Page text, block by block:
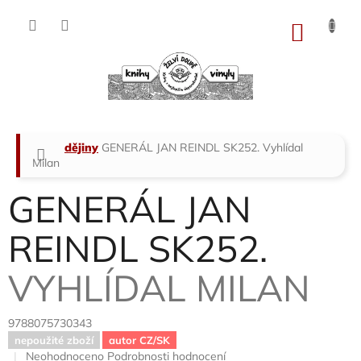
Domů
dějiny GENERÁL JAN REINDL SK252. Vyhlídal
Milan
GENERÁL JAN
REINDL SK252.
VYHLÍDAL MILAN
9788075730343
nepoužité zboží autor CZ/SK
Průměrné
Neohodnoceno Podrobnosti hodnocení